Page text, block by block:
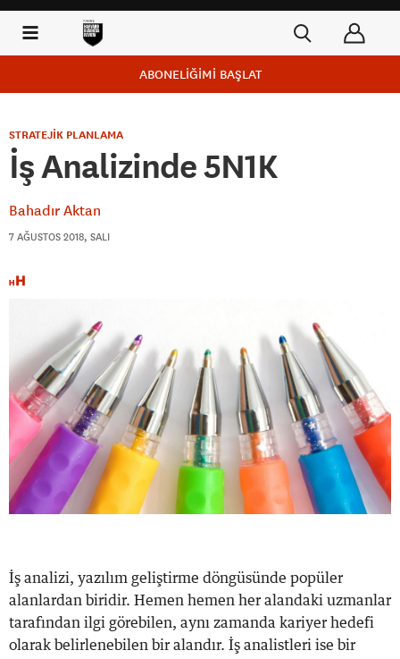
ABONELİĞİMİ BAŞLAT
STRATEJİK PLANLAMA
İş Analizinde 5N1K
Bahadır Aktan
7 AĞUSTOS 2018, SALI
İş analizi, yazılım geliştirme döngüsünde popüler
alanlardan biridir. Hemen hemen her alandaki uzmanlar
tarafından ilgi görebilen, aynı zamanda kariyer hedefi
olarak belirlenebilen bir alandır. İş analistleri ise bir